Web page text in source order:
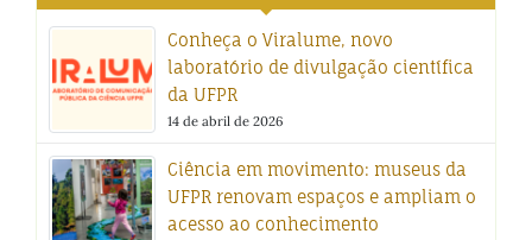
Conheça o Viralume, novo
laboratório de divulgação científica
da UFPR
14 de abril de 2026
Ciência em movimento: museus da
UFPR renovam espaços e ampliam o
acesso ao conhecimento